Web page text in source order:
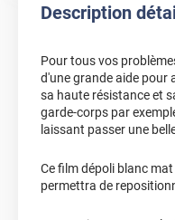
Prix raisonnable,
J’utilise les films
impeccable et pose
plus tôt.
*****
Il y a
montrée dans les
Description
Pour tous vos
d'une grande aide pour
sa haute résistance et
garde-corps par
laissant passer une
Ce film dépoli blanc
permettra de